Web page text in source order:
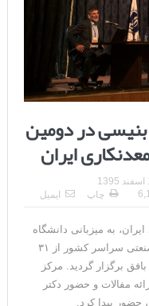
در دومین
ایران
چاپ ایمیل
به میزبانی دانشگاه
یزد و با شرکت دانشگاه ها و شرکت های صنعتی سراسر کشور از ۳۱
۱۳۹۵ در آهن شهر بافق برگزار گردید. مرکز
مفالات و حضور دکتر
حضور پیدا کرد.